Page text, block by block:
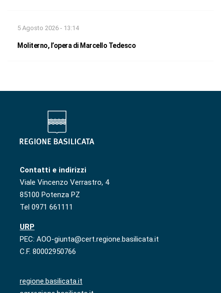
5 Agosto 2026 - 13:14
Moliterno, l’opera di Marcello Tedesco
Contatti e indirizzi
Viale Vincenzo Verrastro, 4
85100 Potenza PZ
Tel 0971 661111
URP
PEC: AOO-giunta@cert.regione.basilicata.it
C.F. 80002950766
regione.basilicata.it